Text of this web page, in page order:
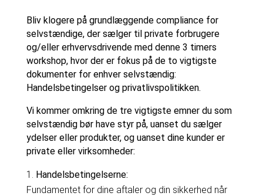
Bliv klogere på grundlæggende compliance for
selvstændige, der sælger til private forbrugere
og/eller erhvervsdrivende med denne 3 timers
workshop, hvor der er fokus på de to vigtigste
dokumenter for enhver selvstændig:
Handelsbetingelser og privatlivspolitikken.
Vi kommer omkring de tre vigtigste emner du som
selvstændig bør have styr på, uanset du sælger
ydelser eller produkter, og uanset dine kunder er
private eller virksomheder:
Handelsbetingelserne:
Fundamentet for dine aftaler og din sikkerhed når